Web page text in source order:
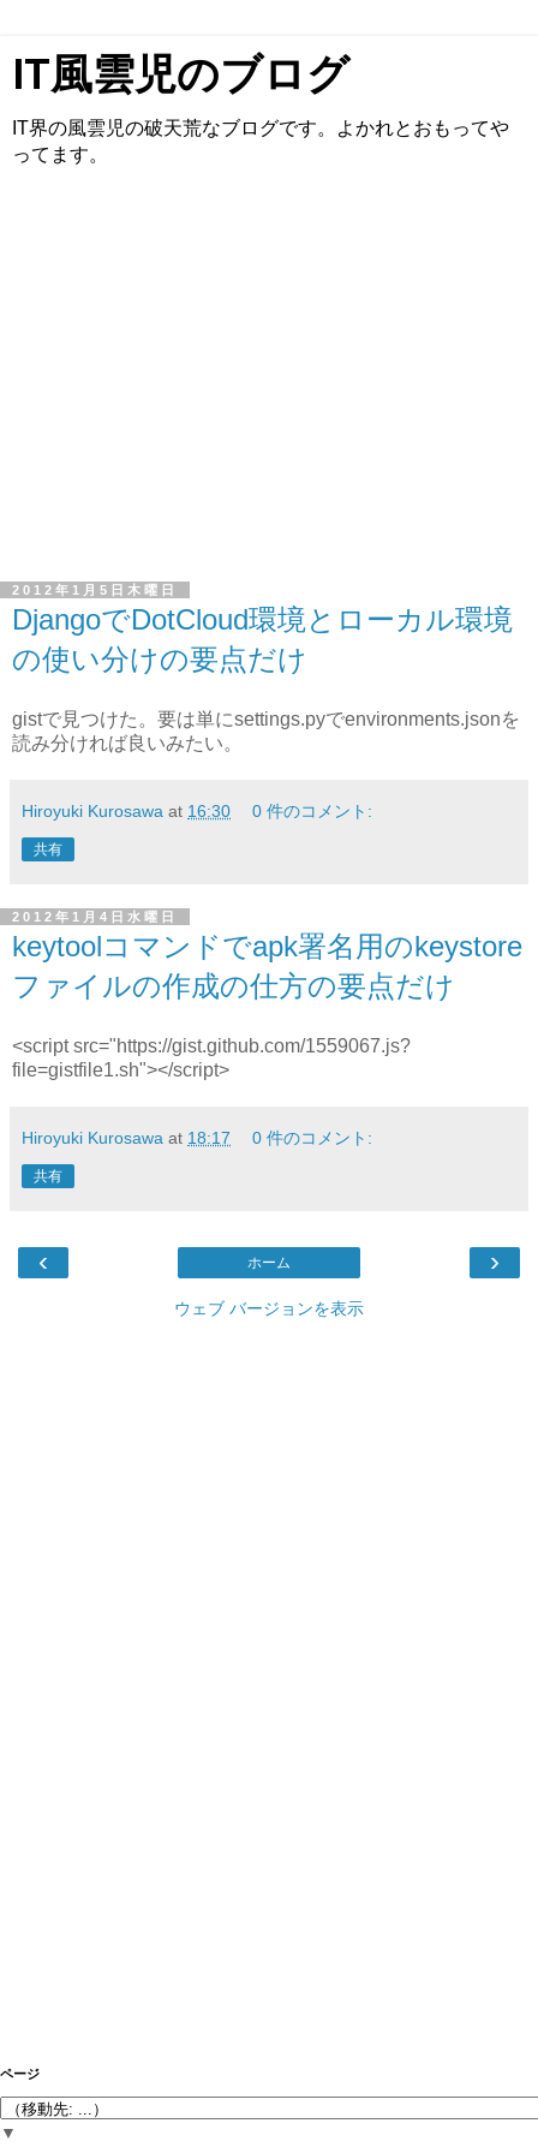
IT風雲児のブログ
IT界の風雲児の破天荒なブログです。よかれとおもってや
ってます。
2012年1月5日木曜日
DjangoでDotCloud環境とローカル環境
の使い分けの要点だけ
gistで見つけた。要は単にsettings.pyでenvironments.jsonを
読み分ければ良いみたい。
Hiroyuki Kurosawa at 16:30 0 件のコメント:
共有
2012年1月4日水曜日
keytoolコマンドでapk署名用のkeystore
ファイルの作成の仕方の要点だけ
<script src="https://gist.github.com/1559067.js?
file=gistfile1.sh"></script>
Hiroyuki Kurosawa at 18:17 0 件のコメント:
共有
‹ ›
ホーム
ウェブ バージョンを表示
ページ
▼